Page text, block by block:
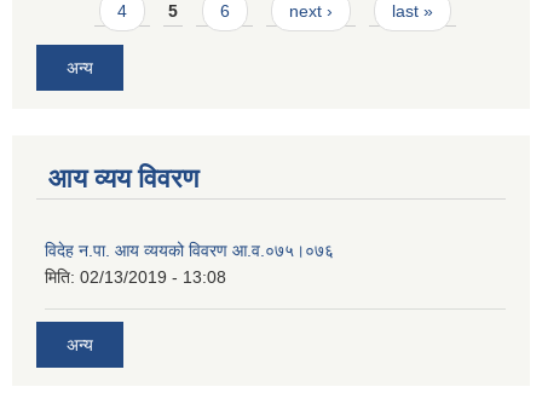
4 5 6 next › last »
अन्य
आय व्यय विवरण
विदेह न.पा. आय व्ययको विवरण आ.व.०७५।०७६
मिति: 02/13/2019 - 13:08
अन्य